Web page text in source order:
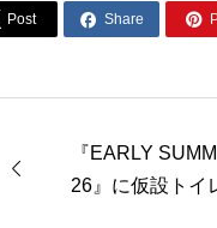
Post  Share 

『EARLY
26』に仮設トイ